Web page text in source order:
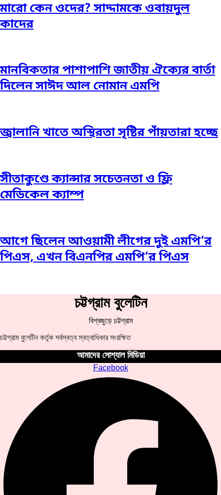
মারো কেন ওদের? সাদ্দামকে ওবায়দুল
কাদের
মানবিকতার পাশাপাশি জাতীয় ঐক্যের বার্তা
দিলেন সাঈদ আল নোমান এমপি
জ্বালানি খাতে অস্থিরতা সৃষ্টির পাঁয়তারা হচ্ছে
সীতাকুণ্ডে ক্যান্সার সচেতনতা ও ফ্রি
মেডিকেল ক্যাম্প
আগে ছিলেন আওয়ামী লীগের দুই এমপি’র
পিএস, এখন বিএনপির এমপি’র পিএস
চট্টগ্রাম বুলেটিন
বিশ্বজুড়ে চট্টগ্রাম
চট্টগ্রাম বুলেটিন কর্তৃক সর্বস্বত্ব স্বত্বাধিকার সংরক্ষিত
আমাদের সোশ্যাল মিডিয়া
Facebook